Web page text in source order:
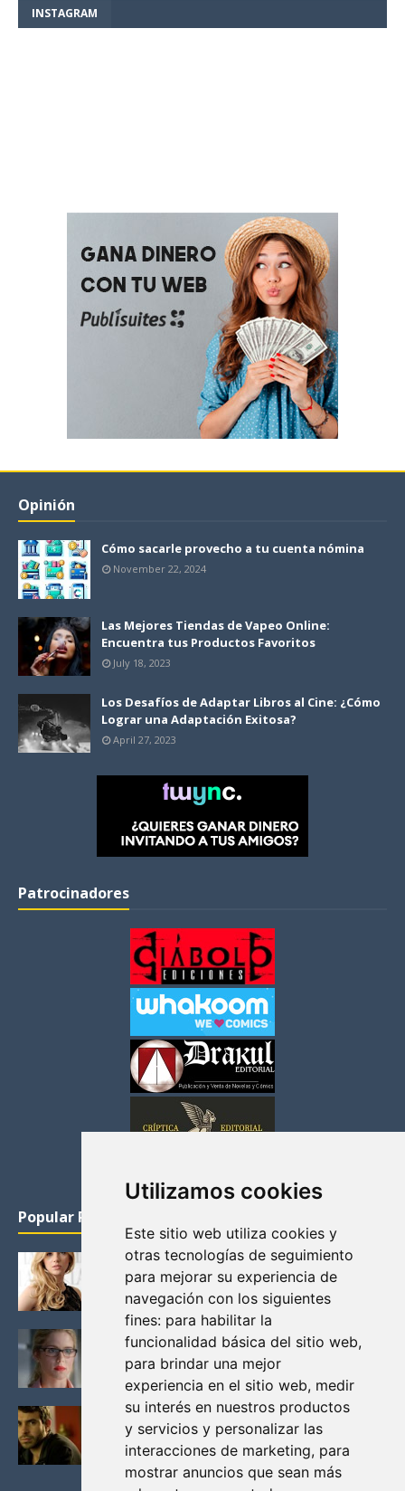
Utilizamos cookies
Este sitio web utiliza cookies y
otras tecnologías de seguimiento
para mejorar su experiencia de
navegación con los siguientes
fines: para habilitar la
funcionalidad básica del sitio web,
para brindar una mejor
experiencia en el sitio web, medir
su interés en nuestros productos
y servicios y personalizar las
interacciones de marketing, para
mostrar anuncios que sean más
INSTAGRAM
Opinión
Cómo sacarle provecho a tu cuenta nómina
November 22, 2024
Las Mejores Tiendas de Vapeo Online:
Encuentra tus Productos Favoritos
July 18, 2023
Los Desafíos de Adaptar Libros al Cine: ¿Cómo
Lograr una Adaptación Exitosa?
April 27, 2023
Patrocinadores
Popular Posts
KATHERYN WINNICK: LA ACTRIZ MAS GUAPA DE
VIKINGOS
Junio 14, 2013
FELICITY (EMILY BETT RICKARDS), LAS FOTOS
MAS BONITAS DE LA ALIADA DE ARROW
Noviembre 30, 2013
BLACK MIRROR: TODA TU HISTORIA. EPISODIO 3.
LA CRITICA
Mayo 17, 2012